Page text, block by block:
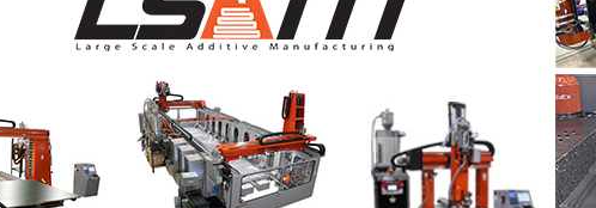
Quand un croissant vous fait confirmer
la précision d’une solution de
Kety S. - janvier 9, 2025
Même on ne nie pas la puissante combinaison de la
numérisation 3D et de l'impression 3D, ce qui ralentit
l'adoption de la numérisation 3D...